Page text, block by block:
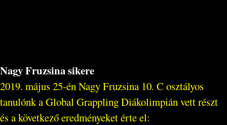
Nagy Fruzsina sikere
2019. május 25-én Nagy Fruzsina 10. C osztályos
tanulónk a Global Grappling Diákolimpián vett részt
és a következő eredményeket érte el: